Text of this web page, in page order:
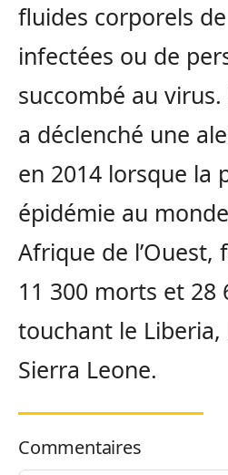
fluides corporels
infectées ou de
succombé au
a déclenché une
en 2014 lorsque la
épidémie au
Afrique de l’Ouest,
11 300 morts et 28
touchant le Liberia,
Sierra Leone.
Commentaires